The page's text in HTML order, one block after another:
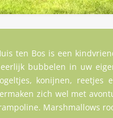
ten Bos is een
bubbelen in uw
konijnen, reetjes
zich wel met
Marshmallows